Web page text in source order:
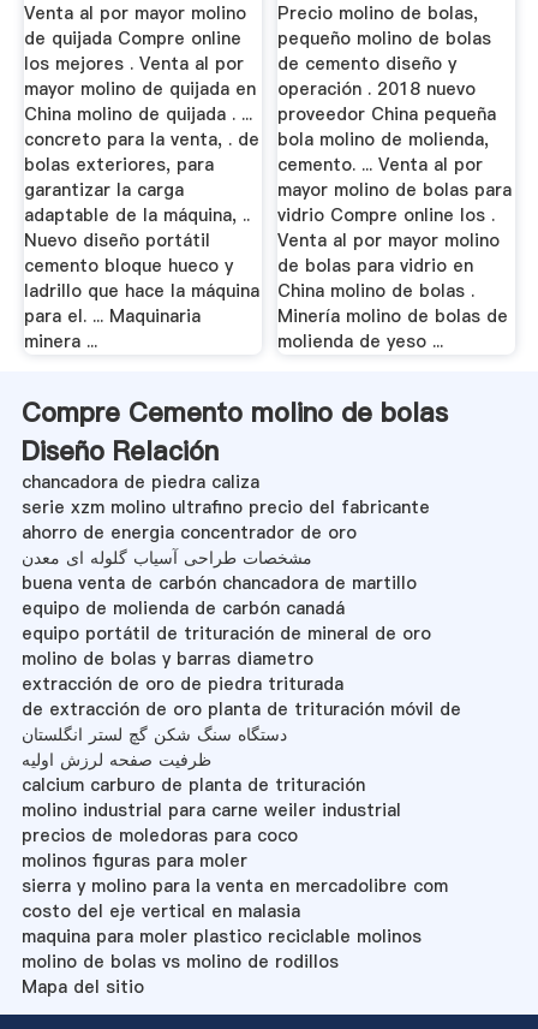
Venta al por mayor molino
de quijada Compre online
los mejores . Venta al por
mayor molino de quijada en
China molino de quijada . ...
concreto para la venta, . de
bolas exteriores, para
garantizar la carga
adaptable de la máquina, ..
Nuevo diseño portátil
cemento bloque hueco y
ladrillo que hace la máquina
para el. ... Maquinaria
minera ...
Precio molino de bolas,
pequeño molino de bolas
de cemento diseño y
operación . 2018 nuevo
proveedor China pequeña
bola molino de molienda,
cemento. ... Venta al por
mayor molino de bolas para
vidrio Compre online los .
Venta al por mayor molino
de bolas para vidrio en
China molino de bolas .
Minería molino de bolas de
molienda de yeso ...
Compre Cemento molino de bolas
Diseño Relación
chancadora de piedra caliza
serie xzm molino ultrafino precio del fabricante
ahorro de energia concentrador de oro
مشخصات طراحی آسیاب گلوله ای معدن
buena venta de carbón chancadora de martillo
equipo de molienda de carbón canadá
equipo portátil de trituración de mineral de oro
molino de bolas y barras diametro
extracción de oro de piedra triturada
de extracción de oro planta de trituración móvil de
دستگاه سنگ شکن گچ لستر انگلستان
ظرفیت صفحه لرزش اولیه
calcium carburo de planta de trituración
molino industrial para carne weiler industrial
precios de moledoras para coco
molinos figuras para moler
sierra y molino para la venta en mercadolibre com
costo del eje vertical en malasia
maquina para moler plastico reciclable molinos
molino de bolas vs molino de rodillos
Mapa del sitio